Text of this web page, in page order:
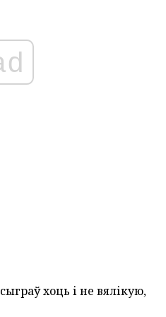
хоць і не вялікую,